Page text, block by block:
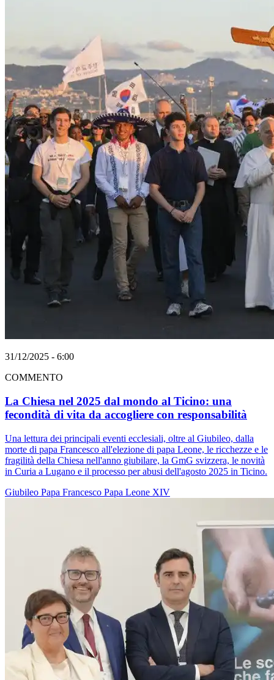
31/12/2025 - 6:00
COMMENTO
La Chiesa nel 2025 dal mondo al Ticino: una
fecondità di vita da accogliere con responsabilità
Una lettura dei principali eventi ecclesiali, oltre al Giubileo, dalla
morte di papa Francesco all'elezione di papa Leone, le ricchezze e le
fragilità della Chiesa nell'anno giubilare, la GmG svizzera, le novità
in Curia a Lugano e il processo per abusi dell'agosto 2025 in Ticino.
Giubileo Papa Francesco Papa Leone XIV